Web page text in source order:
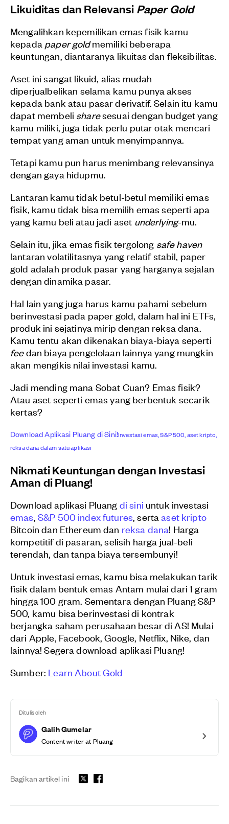
Likuiditas dan Relevansi Paper Gold
Mengalihkan kepemilikan emas fisik kamu
kepada paper goldmemiliki beberapa
keuntungan, diantaranya likuitas dan fleksibilitas.
Aset ini sangat likuid, alias mudah
diperjualbelikan selama kamu punya akses
kepada bank atau pasar derivatif. Selain itu kamu
dapat membeli sharesesuai dengan budget yang
kamu miliki, juga tidak perlu putar otak mencari
tempat yang aman untuk menyimpannya.
Tetapi kamu pun harus menimbang relevansinya
dengan gaya hidupmu.
Lantaran kamu tidak betul-betul memiliki emas
fisik, kamu tidak bisa memilih emas seperti apa
yang kamu beli atau jadi aset underlying-mu.
Selain itu, jika emas fisik tergolong safe haven
lantaran volatilitasnya yang relatif stabil, paper
gold adalah produk pasar yang harganya sejalan
dengan dinamika pasar.
Hal lain yang juga harus kamu pahami sebelum
berinvestasi pada paper gold, dalam hal ini ETFs,
produk ini sejatinya mirip dengan reksa dana.
Kamu tentu akan dikenakan biaya-biaya seperti
feedan biaya pengelolaan lainnya yang mungkin
akan mengikis nilai investasi kamu.
Jadi mending mana Sobat Cuan? Emas fisik?
Atau aset seperti emas yang berbentuk secarik
kertas?
Download Aplikasi Pluang di Sini!Investasi emas, S&P 500, aset kripto,
reksa dana dalam satu aplikasi
Nikmati Keuntungan dengan Investasi
Aman di Pluang!
Download aplikasi Pluang di sini untuk investasi
emas S&P 500 index futures , sertaaset kripto
Bitcoin dan Ethereum dan reksa dana! Harga
kompetitif di pasaran, selisih harga jual-beli
terendah, dan tanpa biaya tersembunyi!
Untuk investasi emas, kamu bisa melakukan tarik
fisik dalam bentuk emas Antam mulai dari 1 gram
hingga 100 gram. Sementara dengan Pluang S&P
500, kamu bisa berinvestasi di kontrak
berjangka saham perusahaan besar di AS! Mulai
dari Apple, Facebook, Google, Netflix, Nike, dan
lainnya! Segera download aplikasi Pluang!
Sumber: Learn About Gold
Ditulis oleh
Galih Gumelar
Content writer at Pluang
Bagikan artikel ini